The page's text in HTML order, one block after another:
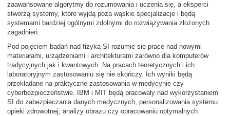
zaawansowane algorytmy do rozumowania i uczenia się, a eksperci
stworzą systemy, które wyjdą poza wąskie specjalizacje i będą
systemami bardziej ogólnymi zdolnymi do rozwiązywania złożonych
zagadnień.
Pod pojęciem badań nad fizyką SI rozumie się prace nad nowymi
materiałami, urządzeniami i architekturami zarówno dla komputerów
tradycyjnych jak i kwantowych. Na pracach teoretycznych i ich
laboratoryjnym zastosowaniu się nie skończy. Ich wyniki będą
przekładane na praktyczne zastosowania w medycynie czy
cyberbezpieczeństwie. IBM i MIT będą pracowały nad wykorzystaniem
SI do zabezpieczania danych medycznych, personalizowania systemu
opieki zdrowotnej, analizy obrazu czy opracowaniu optymalnych